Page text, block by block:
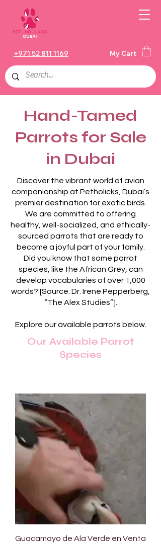
+971 52 811 1169 My Cart
Hand-Tamed
Parrots for Sale
in Dubai
Discover the vibrant world of avian
companionship at Petholicks, Dubai’s
premier destination for exotic birds.
We are committed to offering
healthy, well-socialized, and ethically-
sourced parrots that are ready to
become a joyful part of your family.
Did you know that some parrot
species, like the African Grey, can
develop vocabularies of over 1,000
words? [Source: Dr. Irene Pepperberg,
“The Alex Studies”].
Explore our available parrots below.
Our Available Parrot
Species
Guacamayo de Ala Verde en Venta